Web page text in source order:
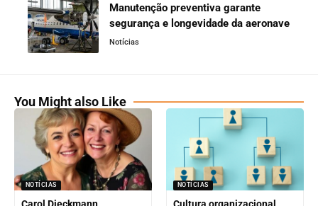
Manutenção preventiva garante
segurança e longevidade da aeronave
Notícias
You Might also Like
NOTÍCIAS NOTÍCIAS